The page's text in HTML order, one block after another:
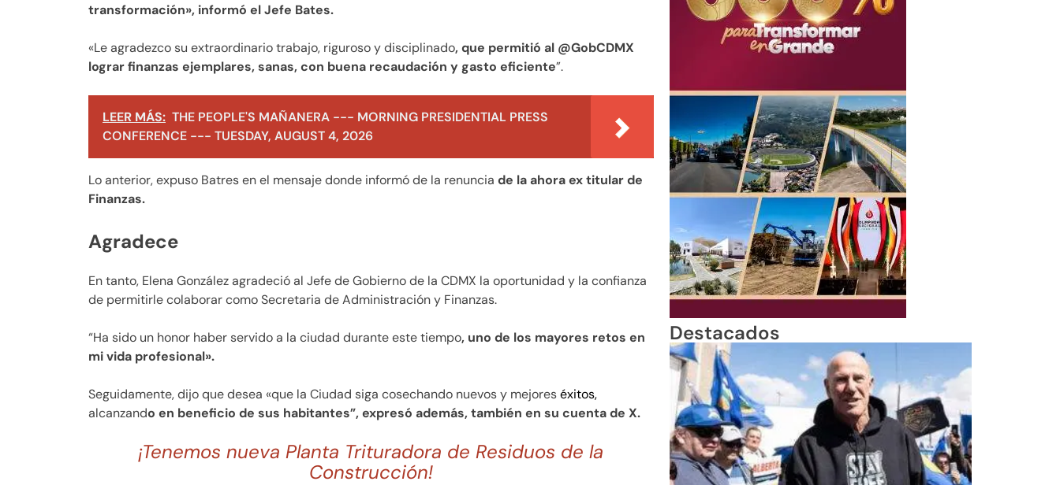
transformación», informó el Jefe Bates.
«Le agradezco su extraordinario trabajo, riguroso y disciplinado, que permitió al @GobCDMX
lograr finanzas ejemplares, sanas, con buena recaudación y gasto eficiente”.
LEER MÁS: THE PEOPLE'S MAÑANERA --- MORNING PRESIDENTIAL PRESS
CONFERENCE --- TUESDAY, AUGUST 4, 2026
Lo anterior, expuso Batres en el mensaje donde informó de la renuncia de la ahora ex titular de
Finanzas.
Agradece
En tanto, Elena González agradeció al Jefe de Gobierno de la CDMX la oportunidad y la confianza
de permitirle colaborar como Secretaria de Administración y Finanzas.
“Ha sido un honor haber servido a la ciudad durante este tiempo, uno de los mayores retos en
mi vida profesional».
Seguidamente, dijo que desea «que la Ciudad siga cosechando nuevos y mejoreséxitos,
alcanzando en beneficio de sus habitantes”, expresó además, también en su cuenta de X.
¡Tenemos nueva Planta Trituradora de Residuos de la
Construcción!
Destacados